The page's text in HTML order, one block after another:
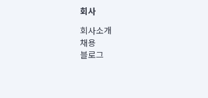
사업자등록번호 : 291-87-00271 | 인
통신판매신고번호 : 2024-서울종로-
대표이사 : CHING VICTOR COLUMBIA
주소 | 본사: 서울특별시 종로구 율곡로
컨택센터 : 서울특별시 종로구 수송동
회사
회사소개
채용
블로그